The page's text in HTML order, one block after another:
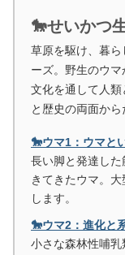
🐎せいかつ
草原を駆け、暮
ーズ。野生のウ
文化を通して人
と歴史の両面から
🐎ウマ1：ウマ
長い脚と発達し
きてきたウマ。
します。
🐎ウマ2：進化
小さな森林性哺